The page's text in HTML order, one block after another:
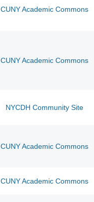
CUNY Academic Commons
CUNY Academic Commons
NYCDH Community Site
CUNY Academic Commons
CUNY Academic Commons